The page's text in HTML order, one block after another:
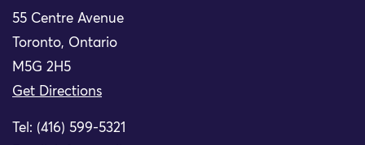
55 Centre Avenue
Toronto, Ontario
M5G 2H5
Get Directions
Tel: (416) 599-5321